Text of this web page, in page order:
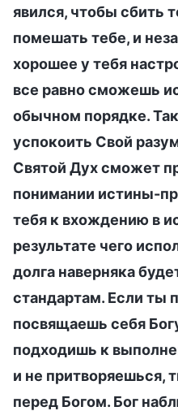
явился, чтобы сбить
помешать тебе, и
хорошее у тебя
все равно сможешь
обычном порядке.
успокоить Свой
Святой Дух сможет
понимании истины-
тебя к вхождению в
результате чего
долга наверняка
стандартам. Если ты
посвящаешь себя
подходишь к
и не притворяешься,
перед Богом. Бог